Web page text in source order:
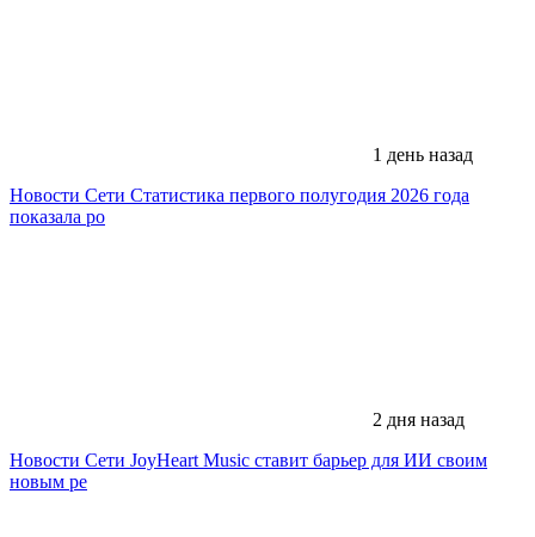
1 день назад
Новости Сети Статистика первого полугодия 2026 года
показала ро
2 дня назад
Новости Сети JoyHeart Music ставит барьер для ИИ своим
новым ре